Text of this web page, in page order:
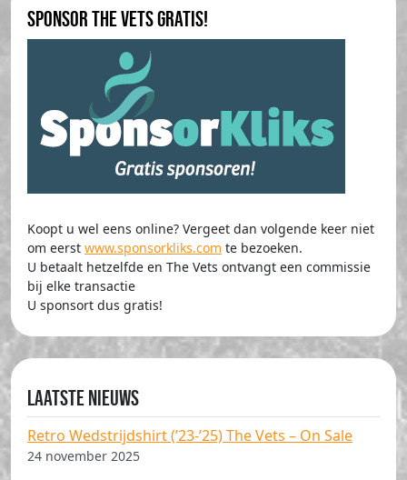
Sponsor The Vets gratis!
Koopt u wel eens online? Vergeet dan volgende keer niet
om eerst www.sponsorkliks.com te bezoeken.
U betaalt hetzelfde en The Vets ontvangt een commissie
bij elke transactie
U sponsort dus gratis!
Laatste nieuws
Retro Wedstrijdshirt (’23-’25) The Vets – On Sale
24 november 2025